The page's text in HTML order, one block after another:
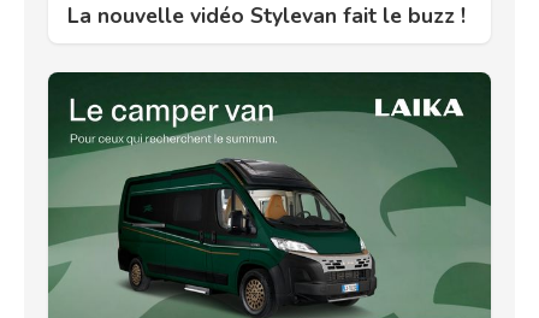
La nouvelle vidéo Stylevan fait le buzz !